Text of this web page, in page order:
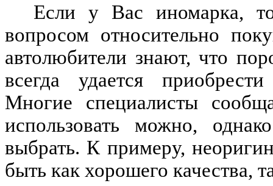
Если у Вас иномарка,
вопросом относительно
автолюбители знают, что
всегда удается
Многие специалисты
использовать можно,
выбрать. К примеру,
быть как хорошего качества,